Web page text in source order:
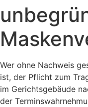
Wer ohne Nachweis
ist, der Pflicht zum
im Gerichtsgebäude
der